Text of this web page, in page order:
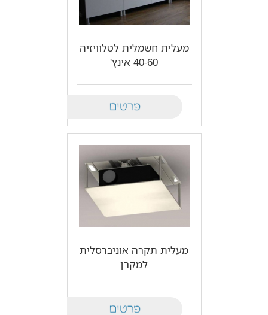
מעלית חשמלית לטלוויזיה
40-60 אינץ'
מעלית תקרה אוניברסלית
למקרן